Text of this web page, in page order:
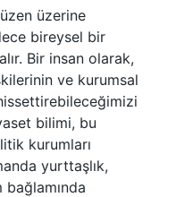
üzerine
bireysel bir
Bir insan olarak,
ve kurumsal
bilimi, bu
kurumları
yurttaşlık,